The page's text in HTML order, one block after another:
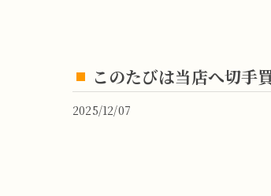
このたびは当店へ切手
2025/12/07